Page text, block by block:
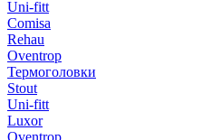
Uni-fitt
Comisa
Rehau
Oventrop
Термоголовки
Stout
Uni-fitt
Luxor
Oventrop